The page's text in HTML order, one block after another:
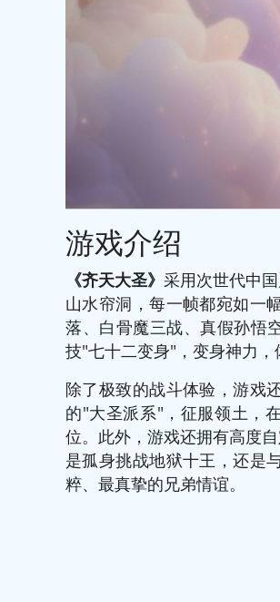
游戏介绍
《齐天大圣》 采用次世代中
山水帘洞，每一帧都宛如一
落、白骨魔三战、真假孙悟
技"七十二变身"，变身神力，
除了极致的战斗体验，游戏
的"大圣派系"，征服领土，
位。此外，游戏还拥有高度
是孤身挑战地狱十王，还是
粹、最真挚的兄弟情谊。